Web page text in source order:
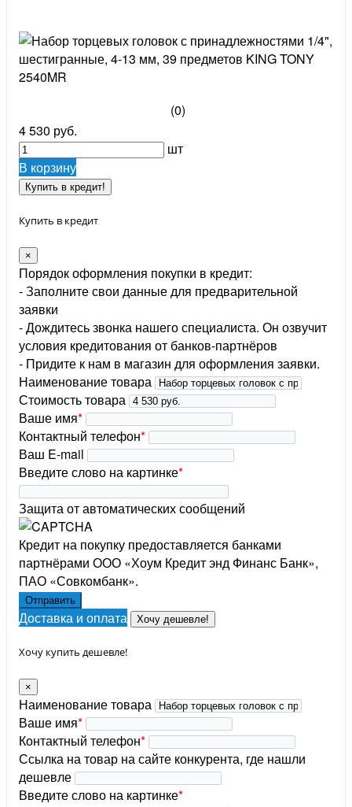
(0)
4 530 руб.
шт
В корзину
Купить в кредит!
Купить в кредит
×
Порядок оформления покупки в кредит:
- Заполните свои данные для предварительной
заявки
- Дождитесь звонка нашего специалиста. Он озвучит
условия кредитования от банков-партнёров
- Придите к нам в магазин для оформления заявки.
Наименование товара
Стоимость товара
Ваше имя*
Контактный телефон*
Ваш E-mail
Введите слово на картинке*
Защита от автоматических сообщений
Кредит на покупку предоставляется банками
партнёрами ООО «Хоум Кредит энд Финанс Банк»,
ПАО «Совкомбанк».
Доставка и оплата Хочу дешевле!
Хочу купить дешевле!
×
Наименование товара
Ваше имя*
Контактный телефон*
Ссылка на товар на сайте конкурента, где нашли
дешевле
Введите слово на картинке*